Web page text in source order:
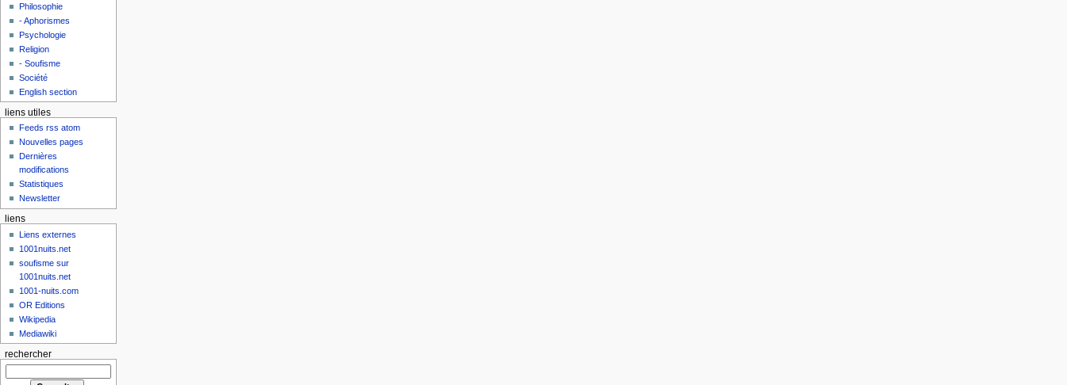
Philosophie
- Aphorismes
Psychologie
Religion
- Soufisme
Société
English section
liens utiles
Feeds rss atom
Nouvelles pages
Dernières
modifications
Statistiques
Newsletter
liens
Liens externes
1001nuits.net
soufisme sur
1001nuits.net
1001-nuits.com
OR Editions
Wikipedia
Mediawiki
rechercher